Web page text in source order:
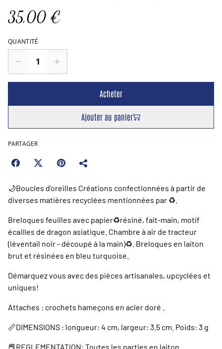
35,00 €
QUANTITÉ
Acheter
Ajouter au panier
PARTAGER
🌙Boucles d'oreilles Créations confectionnées à partir de
diverses matières recyclées mentionnées par ♻️.
Breloques feuilles avec papier♻️résiné, fait-main, motif
écailles de dragon asiatique. Chambre à air de tracteur
(léventail noir - découpé à la main)♻️. Breloques en laiton
brut et résinées en bleu turquoise.
Démarquez vous avec des pièces artisanales, upcyclées et
uniques!
Attaches : crochets hameçons en acier doré .
📏DIMENSIONS : longueur: 4 cm, largeur: 3.5 cm. Poids: 3 g
📕REGLEMENTATION: Toutes les parties en laiton